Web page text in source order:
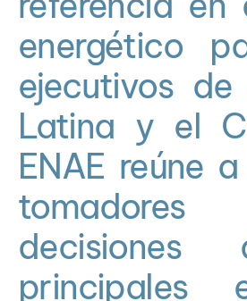
energético
ejecutivos
Latina y el
ENAE reúne
principales